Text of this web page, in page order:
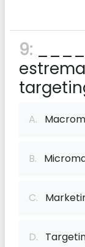
9:
A.
B.
C.
D.